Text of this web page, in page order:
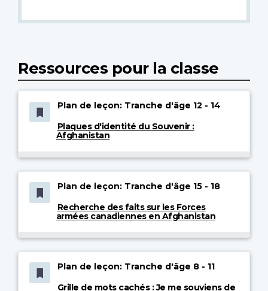
Ressources pour la classe
Plan de leçon: Tranche d'âge 12 - 14
Plaques d'identité du Souvenir :
Afghanistan
Plan de leçon: Tranche d'âge 15 - 18
Recherche des faits sur les Forces
armées canadiennes en Afghanistan
Plan de leçon: Tranche d'âge 8 - 11
Grille de mots cachés : Je me souviens de